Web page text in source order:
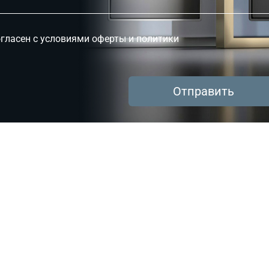
с условиями оферты и политики
Отправить